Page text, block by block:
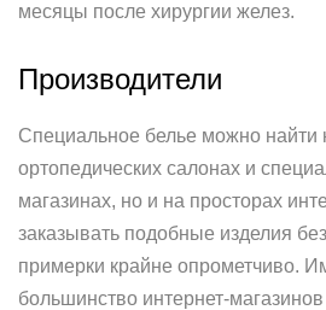
месяцы после хирургии желез.
Производители
Специальное белье можно найти
ортопедических салонах и
магазинах, но и на просторах
заказывать подобные изделия
примерки крайне опрометчиво.
большинство интернет-магазинов